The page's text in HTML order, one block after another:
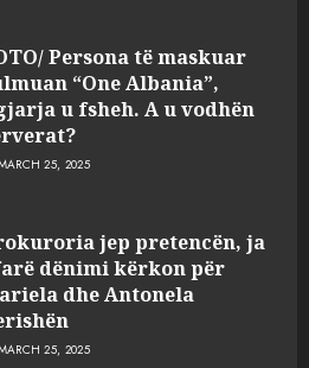
Persona të maskuar
“One Albania”,
u fsheh. A u vodhën
25, 2025
jep pretencën, ja
dënimi kërkon për
dhe Antonela
25, 2025